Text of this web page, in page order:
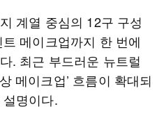
계열 중심의 12구 구성
메이크업까지 한 번에
. 최근 부드러운 뉴트럴
메이크업’ 흐름이 확대되
명이다.